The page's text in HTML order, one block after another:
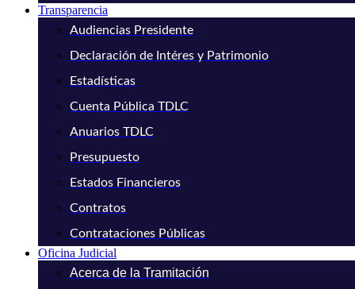
Transparencia
Audiencias Presidente
Declaración de Intéres y Patrimonio
Estadísticas
Cuenta Pública TDLC
Anuarios TDLC
Presupuesto
Estados Financieros
Contratos
Contrataciones Públicas
Oficina Judicial
Acerca de la Tramitación